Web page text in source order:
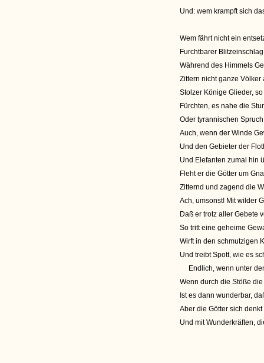
Und: wem krampft sich
Wem fährt nicht ein
Furchtbarer
Während des Himmels
Zittern nicht ganze
Stolzer Könige Glieder,
Fürchten, es nahe die
Oder tyrannischen
Auch, wenn der Winde
Und den Gebieter der
Und Elefanten zumal hin
Fleht er die Götter um
Zitternd und zagend die
Ach, umsonst! Mit wilder
Daß er trotz aller Gebete
So tritt eine geheime
Wirft in den schmutzigen
Und treibt Spott, wie es
Endlich, wenn unter
Wenn durch die Stöße
Ist es dann wunderbar,
Aber die Götter sich
Und mit Wunderkräften,